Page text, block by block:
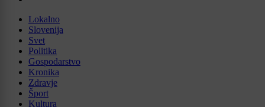
Lokalno
Slovenija
Svet
Politika
Gospodarstvo
Kronika
Zdravje
Šport
Kultura